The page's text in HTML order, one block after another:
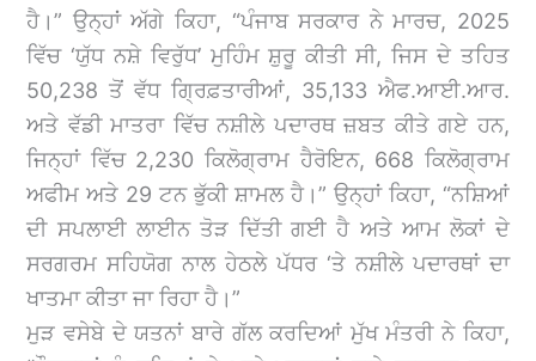
ਹੈ।” ਉਨ੍ਹਾਂ ਅੱਗੇ ਕਿਹਾ, “ਪੰਜਾਬ ਸਰਕਾਰ ਨੇ ਮਾਰਚ, 2025
ਵਿੱਚ ‘ਯੁੱਧ ਨਸ਼ੇ ਵਿਰੁੱਧ’ ਮੁਹਿੰਮ ਸ਼ੁਰੂ ਕੀਤੀ ਸੀ, ਜਿਸ ਦੇ ਤਹਿਤ
50,238 ਤੋਂ ਵੱਧ ਗ੍ਰਿਫ਼ਤਾਰੀਆਂ, 35,133 ਐਫ.ਆਈ.ਆਰ.
ਅਤੇ ਵੱਡੀ ਮਾਤਰਾ ਵਿੱਚ ਨਸ਼ੀਲੇ ਪਦਾਰਥ ਜ਼ਬਤ ਕੀਤੇ ਗਏ ਹਨ,
ਜਿਨ੍ਹਾਂ ਵਿੱਚ 2,230 ਕਿਲੋਗ੍ਰਾਮ ਹੈਰੋਇਨ, 668 ਕਿਲੋਗ੍ਰਾਮ
ਅਫੀਮ ਅਤੇ 29 ਟਨ ਭੁੱਕੀ ਸ਼ਾਮਲ ਹੈ।” ਉਨ੍ਹਾਂ ਕਿਹਾ, “ਨਸ਼ਿਆਂ
ਦੀ ਸਪਲਾਈ ਲਾਈਨ ਤੋੜ ਦਿੱਤੀ ਗਈ ਹੈ ਅਤੇ ਆਮ ਲੋਕਾਂ ਦੇ
ਸਰਗਰਮ ਸਹਿਯੋਗ ਨਾਲ ਹੇਠਲੇ ਪੱਧਰ ‘ਤੇ ਨਸ਼ੀਲੇ ਪਦਾਰਥਾਂ ਦਾ
ਖਾਤਮਾ ਕੀਤਾ ਜਾ ਰਿਹਾ ਹੈ।”
ਮੁੜ ਵਸੇਬੇ ਦੇ ਯਤਨਾਂ ਬਾਰੇ ਗੱਲ ਕਰਦਿਆਂ ਮੁੱਖ ਮੰਤਰੀ ਨੇ ਕਿਹਾ,